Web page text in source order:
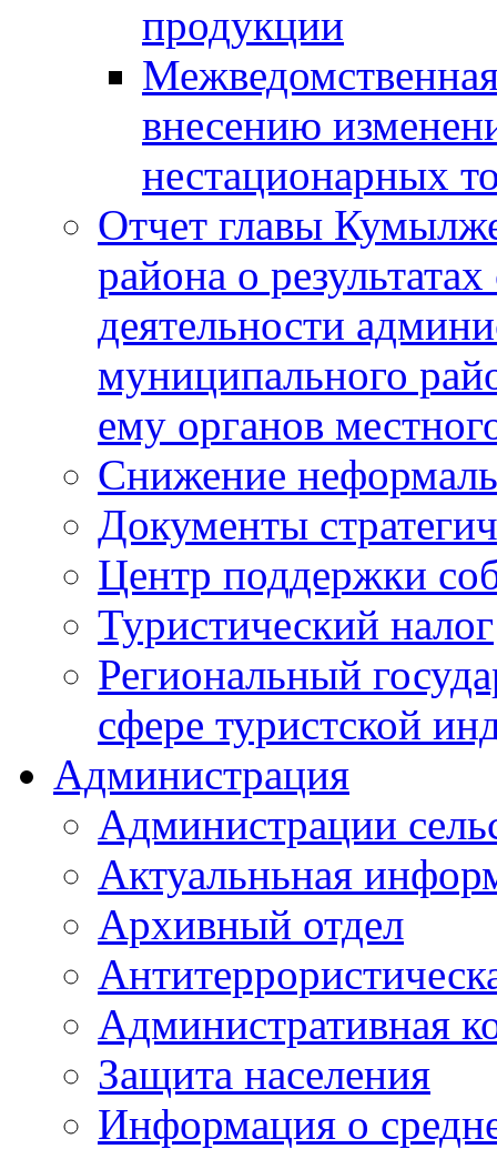
продукции
внесению
нестационарных
Отчет главы
района о
деятельности
муниципального
ему органов
Снижение
Документы
Центр поддержки
Туристический налог
Региональный
сфере туристской
Администрация
Администрации
Актуальньная
Архивный отдел
Административная
Защита населения
Информация о